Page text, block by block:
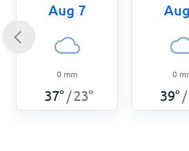
Aug 7
0 mm
37° /23°
0
39° /